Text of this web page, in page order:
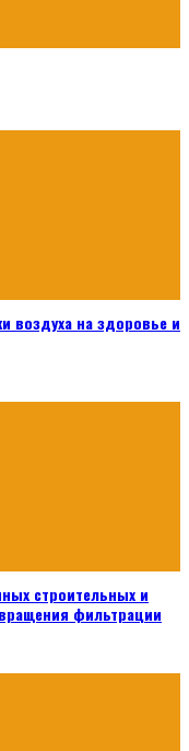
воздуха на здоровье и
строительных и
фильтрации